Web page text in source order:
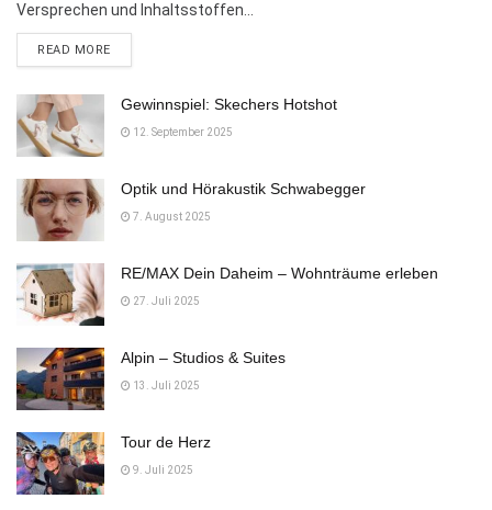
Versprechen und Inhaltsstoffen...
READ MOREDETAILS
Gewinnspiel: Skechers Hotshot
12. September 2025
Optik und Hörakustik Schwabegger
7. August 2025
RE/MAX Dein Daheim – Wohnträume erleben
27. Juli 2025
Alpin – Studios & Suites
13. Juli 2025
Tour de Herz
9. Juli 2025